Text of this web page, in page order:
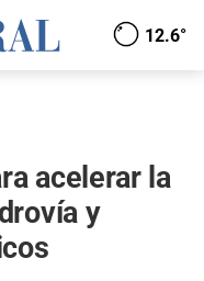
12.6°
acelerar la
y